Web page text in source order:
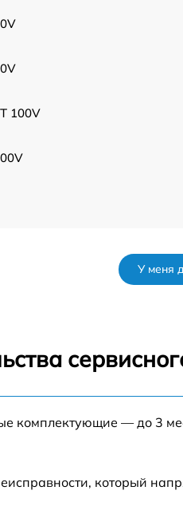
100V
T
У меня
комплектующие — до 3
который